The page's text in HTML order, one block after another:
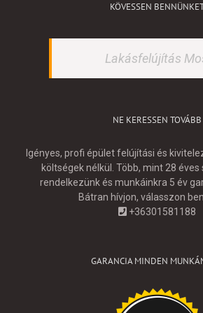
KÖVESSEN
Lakásfelújítás
NE KERESSEN TOVÁBB
Igényes, profi épület felújítási és
költségek nélkül. Több, mint 28
rendelkezünk és munkáinkra 5 év
Bátran hívjon, válasszon
+36301581188
GARANCIA MINDEN